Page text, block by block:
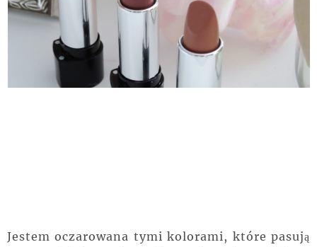
Jestem oczarowana tymi kolorami, które pasują